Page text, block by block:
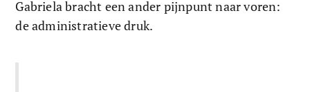
Gabriela bracht een ander pijnpunt naar voren:
de administratieve druk.